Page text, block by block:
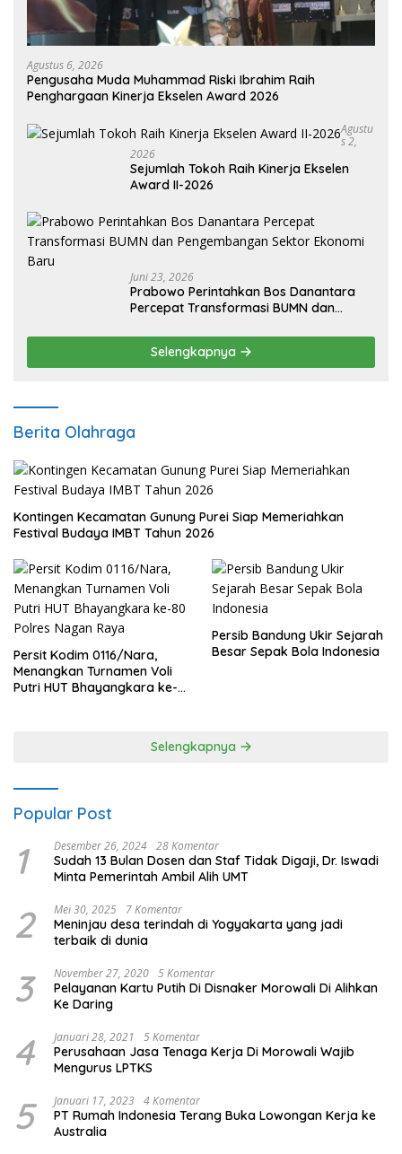
Agustus 6, 2026
Pengusaha Muda Muhammad Riski Ibrahim Raih
Penghargaan Kinerja Ekselen Award 2026
Agustu
S 2,
2026
Sejumlah Tokoh Raih Kinerja Ekselen
Award II-2026
Juni 23, 2026
Prabowo Perintahkan Bos Danantara
Percepat Transformasi BUMN dan
Selengkapnya
Berita Olahraga
Kontingen Kecamatan Gunung Purei Siap Memeriahkan
Festival Budaya IMBT Tahun 2026
Persit Kodim 0116/Nara,
Menangkan Turnamen Voli
Putri HUT Bhayangkara ke-
Persib Bandung Ukir Sejarah
Besar Sepak Bola Indonesia
Selengkapnya
Popular Post
1 Desember 26, 2024 28 Komentar
Sudah 13 Bulan Dosen dan Staf Tidak Digaji, Dr. Iswadi
Minta Pemerintah Ambil Alih UMT
2 Mei 30, 2025 7 Komentar
Meninjau desa terindah di Yogyakarta yang jadi
terbaik di dunia
3 November 27, 2020 5 Komentar
Pelayanan Kartu Putih Di Disnaker Morowali Di Alihkan
Ke Daring
4 Januari 28, 2021 5 Komentar
Perusahaan Jasa Tenaga Kerja Di Morowali Wajib
Mengurus LPTKS
5 Januari 17, 2023 4 Komentar
PT Rumah Indonesia Terang Buka Lowongan Kerja ke
Australia